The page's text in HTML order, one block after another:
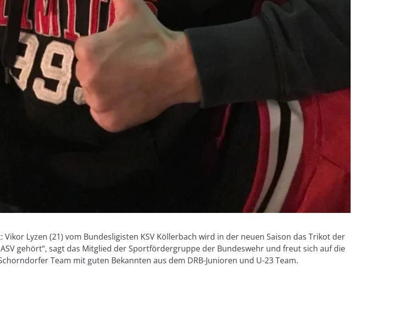
Lyzen (21) vom Bundesligisten KSV Köllerbach wird in der neuen Saison das Trikot der
gehört“, sagt das Mitglied der Sportfördergruppe der Bundeswehr und freut sich auf die
Team mit guten Bekannten aus dem DRB-Junioren und U-23 Team.